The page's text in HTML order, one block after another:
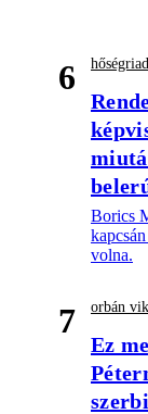
6
Borics
volna.
7 orbán
Ez